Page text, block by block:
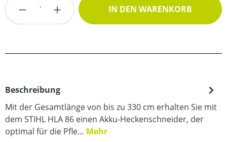
IN DEN WARENKORB
Beschreibung
Mit der Gesamtlänge von bis zu 330 cm erhalten Sie mit
dem STIHL HLA 86 einen Akku-Heckenschneider, der
optimal für die Pfle… Mehr